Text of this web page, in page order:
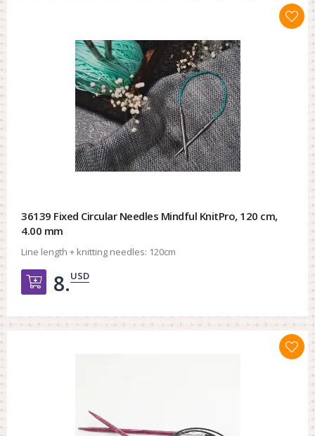
36139 Fixed Circular Needles Mindful KnitPro, 120 cm,
4.00 mm
Line length + knitting needles: 120cm
Добавить в корзину
8.USD